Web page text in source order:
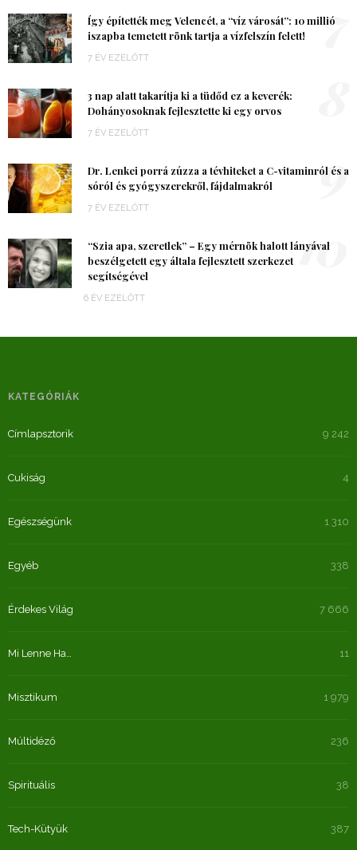
Így építették meg Velencét, a “víz városát”: 10 millió
iszapba temetett rönk tartja a vízfelszín felett!
7 ÉV EZELŐTT
7
3 nap alatt takarítja ki a tüdőd ez a keverék:
Dohányosoknak fejlesztette ki egy orvos
7 ÉV EZELŐTT
Dr. Lenkei porrá zúzza a tévhiteket a C-vitaminról és a
sóról és gyógyszerekről, fájdalmakról
7 ÉV EZELŐTT
9
“Szia apa, szeretlek” – Egy mérnök halott lányával
beszélgetett egy általa fejlesztett szerkezet
segítségével
6 ÉV EZELŐTT
10
KATEGÓRIÁK
Címlapsztorik 9 242
Cukiság 4
Egészségünk 1 310
Egyéb 338
Érdekes Világ 7 666
Mi Lenne Ha… 11
Misztikum 1 979
Múltidéző 236
Spirituális 38
Tech-Kütyük 387